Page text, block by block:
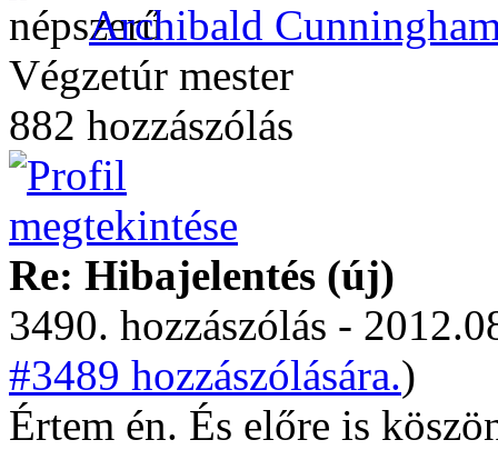
Archibald
Végzetúr mester
882 hozzászólás
Re: Hibajelentés (új)
3490. hozzászólás -
#3489 hozzászólására.)
Értem én. És előre is